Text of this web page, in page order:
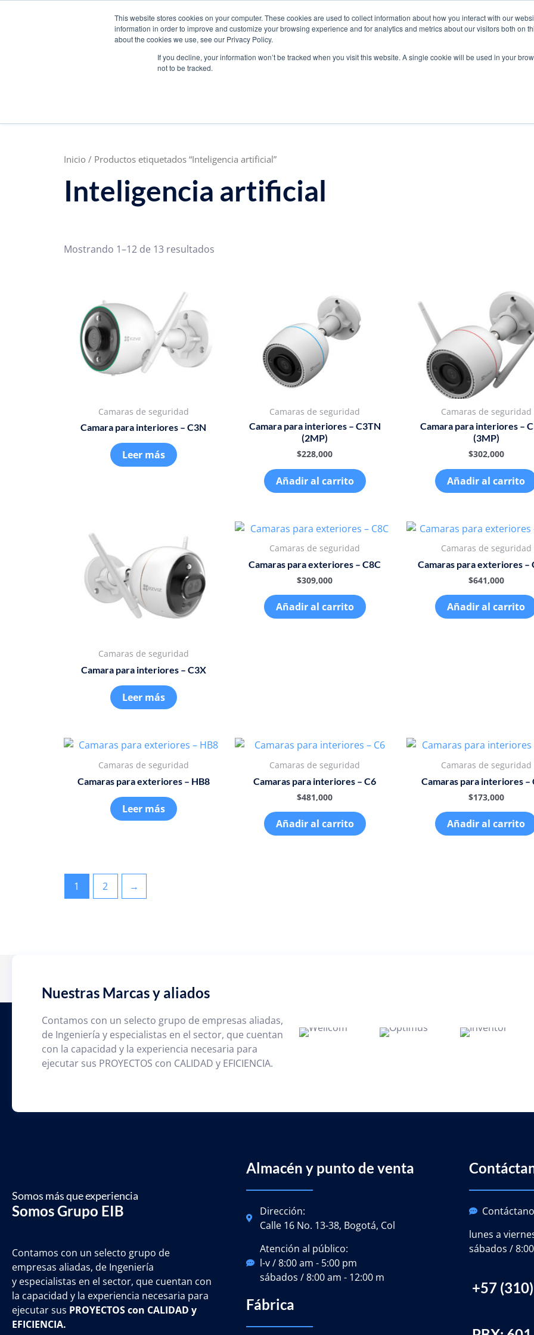
This website stores cookies on your computer. These cookies are used to collect information about how you interact with our
information in order to improve and customize your browsing experience and for analytics and metrics about our visitors both on
about the cookies we use, see our Privacy Policy.
If you decline, your information won’t be tracked when you visit this website. A single cookie will be used in your
not to be tracked.
L
n
k
mercadeo@grupoeib.comWhatsApp:+57 3103229640PBX:+ 601 342 80 45
INICIO
Inicio / Productos etiquetados “Inteligencia artificial”
Inteligencia artificial
Mostrando 1–12 de 13 resultados
Camaras de seguridad
Camara para interiores – C3N
Leer más
Camaras de seguridad
Camara para interiores – C3TN
(2MP)
$228,000
Añadir al carrito
Camaras de seguridad
Camara para interiores –
(3MP)
$302,000
Añadir al carrito
Camaras de seguridad
Camara para interiores – C3X
Leer más
Camaras de seguridad
Camaras para exteriores – C8C
$309,000
Añadir al carrito
Camaras de seguridad
Camaras para exteriores –
$641,000
Añadir al carrito
Camaras de seguridad
Camaras para exteriores – HB8
Leer más
Camaras de seguridad
Camaras para interiores – C6
$481,000
Añadir al carrito
Camaras de seguridad
Camaras para interiores –
$173,000
Añadir al carrito
1 2 →
Nuestras Marcas y aliados
Contamos con un selecto grupo de empresas aliadas,
de Ingeniería y especialistas en el sector, que cuentan
con la capacidad y la experiencia necesaria para
ejecutar sus PROYECTOS con CALIDAD y EFICIENCIA.
Somos más que experiencia
Somos Grupo EIB
Contamos con un selecto grupo de
empresas aliadas, de Ingeniería
y especialistas en el sector, que cuentan con
la capacidad y la experiencia necesaria para
ejecutar sus PROYECTOS con CALIDAD y
EFICIENCIA.
Almacén y punto de venta
Dirección:
Calle 16 No. 13-38, Bogotá, Col
Atención al público:
l-v / 8:00 am - 5:00 pm
sábados / 8:00 am - 12:00 m
Fábrica
lunes a
sábados /
+57